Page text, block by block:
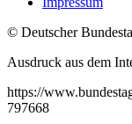
© Deutscher
Ausdruck aus dem
https://
797668